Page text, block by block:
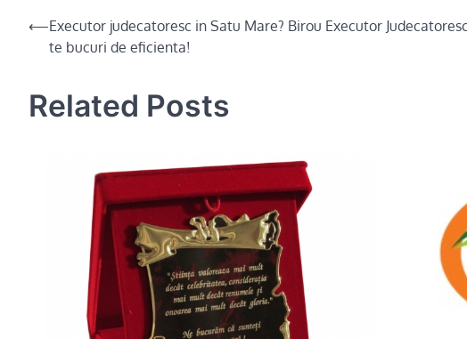
Post
navigation
⟵Executor judecatoresc in Satu Mare? Birou Executor
te bucuri de eficienta!
Related Posts